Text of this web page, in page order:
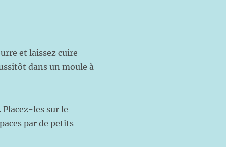
et laissez cuire
dans un moule à
les sur le
par de petits